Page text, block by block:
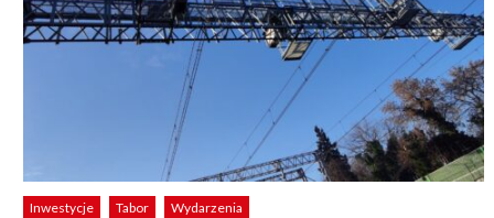
Inwestycje Tabor Wydarzenia